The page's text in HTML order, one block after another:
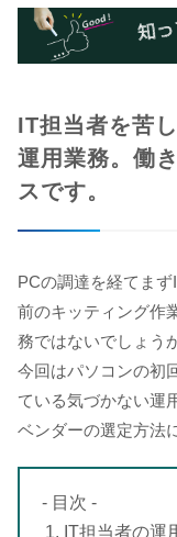
IT担当者を苦
運用業務。 働
スです。
PCの調達を経てま
前のキッティング作
務ではないでしょう
今回はパソコンの初
ている気づかない運
ベンダーの選定方法
- 目次 -
1. IT担当者の運